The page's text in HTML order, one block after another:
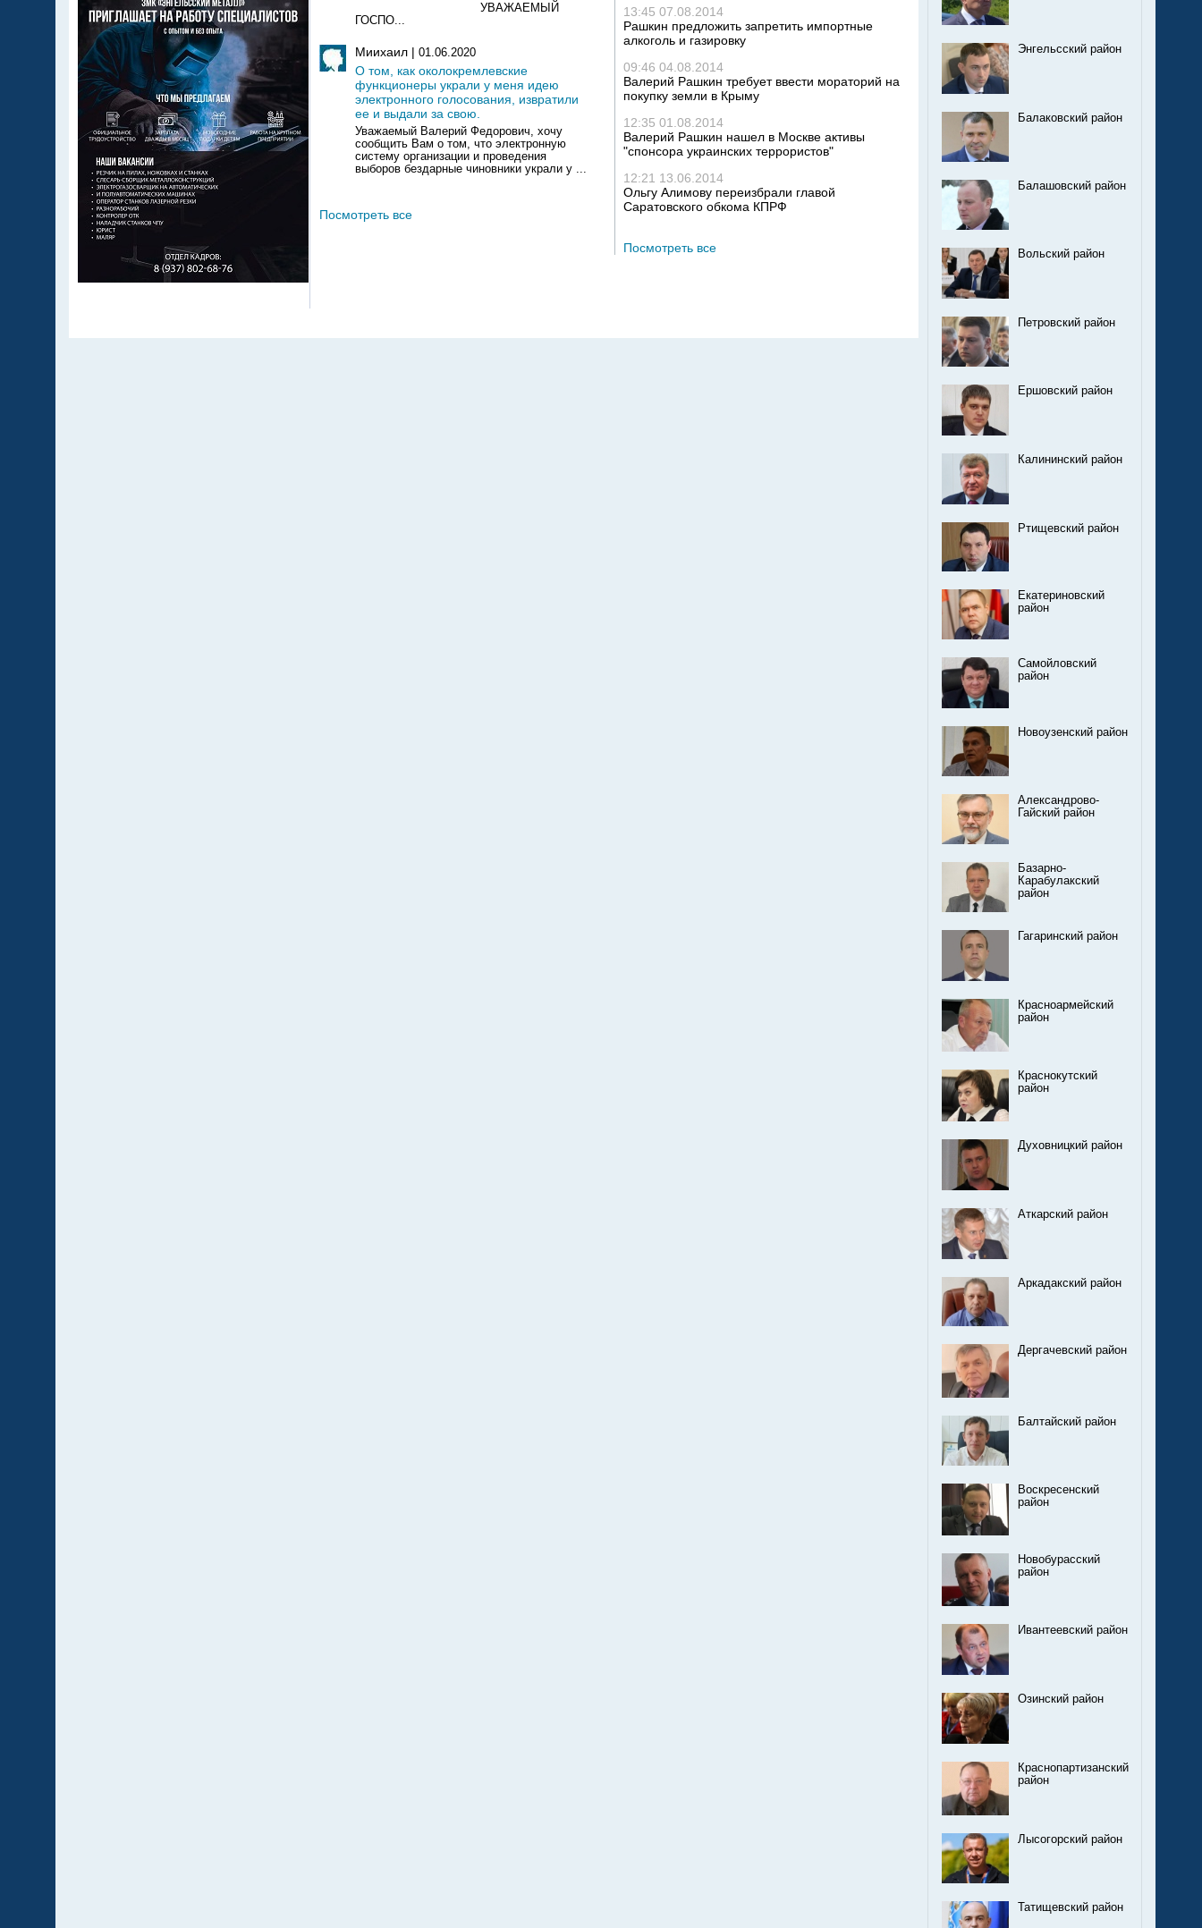
13:45 07.08.2014
Рашкин предложить запретить импортные
алкоголь и газировку
09:46 04.08.2014
Валерий Рашкин требует ввести мораторий на
покупку земли в Крыму
12:35 01.08.2014
Валерий Рашкин нашел в Москве активы
"спонсора украинских террористов"
12:21 13.06.2014
Ольгу Алимову переизбрали главой
Саратовского обкома КПРФ
Посмотреть все
УВАЖАЕМЫЙ
ГОСПО...
Миихаил | 01.06.2020
О том, как околокремлевские
функционеры украли у меня идею
электронного голосования, извратили
ее и выдали за свою.
Уважаемый Валерий Федорович, хочу
сообщить Вам о том, что электронную
систему организации и проведения
выборов бездарные чиновники украли у ...
Посмотреть все
Энгельсский район
Балаковский район
Балашовский район
Вольский район
Петровский район
Ершовский район
Калининский район
Ртищевский район
Екатериновский
район
Самойловский
район
Новоузенский район
Александрово-
Гайский район
Базарно-
Карабулакский
район
Гагаринский район
Красноармейский
район
Краснокутский
район
Духовницкий район
Аткарский район
Аркадакский район
Дергачевский район
Балтайский район
Воскресенский
район
Новобурасский
район
Ивантеевский район
Озинский район
Краснопартизанский
район
Лысогорский район
Татищевский район